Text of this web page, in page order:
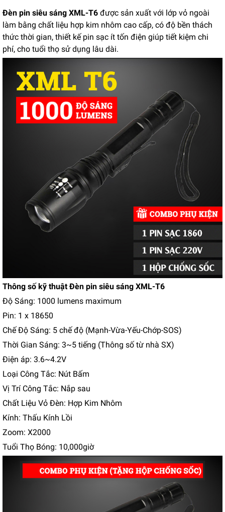
Đèn pin siêu sáng XML-T6 được sản xuất với lớp vỏ ngoài
làm bằng chất liệu hợp kim nhôm cao cấp, có độ bền thách
thức thời gian, thiết kế pin sạc ít tốn điện giúp tiết kiệm chi
phí, cho tuổi thọ sử dụng lâu dài.
Thông số kỹ thuật Đèn pin siêu sáng XML-T6
Độ Sáng: 1000 lumens maximum
Pin: 1 x 18650
Chế Độ Sáng: 5 chế độ (Mạnh-Vừa-Yếu-Chớp-SOS)
Thời Gian Sáng: 3~5 tiếng (Thông số từ nhà SX)
Điện áp: 3.6~4.2V
Loại Công Tắc: Nút Bấm
Vị Trí Công Tắc: Nắp sau
Chất Liệu Vỏ Đèn: Hợp Kim Nhôm
Kính: Thấu Kính Lồi
Zoom: X2000
Tuổi Thọ Bóng: 10,000giờ